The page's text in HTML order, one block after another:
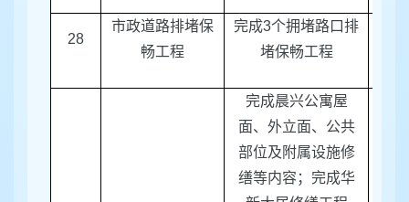
28
市政道路排堵保
畅工程
完成3个拥堵路口排
堵保畅工程
完成晨兴公寓屋
面、外立面、公共
部位及附属设施修
缮等内容；完成华